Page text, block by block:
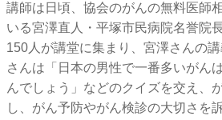
講師は日頃、協会のがんの無料医師
いる宮澤直人・平塚市民病院名誉院
150人が講堂に集まり、宮澤さんの
さんは「日本の男性で一番多いがん
んでしょう」などのクイズを交え、
し、がん予防やがん検診の大切さを